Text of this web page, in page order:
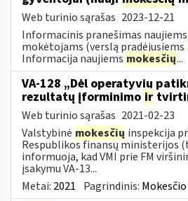
Web turinio sąrašas 2023-12-21
Informacinis pranešimas naujiems
mokėtojams (verslą pradėjusiems
Informacija naujiems mokesčių...
VA-128 „Dėl operatyvių
rezultatų įforminimo ir
Web turinio sąrašas 2021-02-23
Valstybinė mokesčių inspekcija
Respublikos finansų ministerijos
informuoja, kad VMI prie FM
įsakymu VA-13...
Metai: 2021 Pagrindinis: